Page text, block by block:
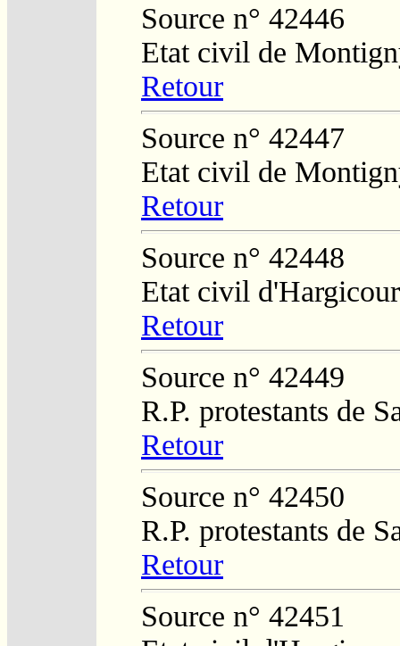
Source n° 42446
Etat civil de
Retour
Source n° 42447
Etat civil de
Retour
Source n° 42448
Etat civil
Retour
Source n° 42449
R.P. protestants de
Retour
Source n° 42450
R.P. protestants de
Retour
Source n° 42451